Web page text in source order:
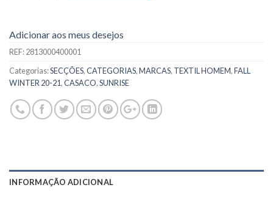
Adicionar aos meus desejos
REF:2813000400001
Categorias:SECÇÕES,CATEGORIAS,MARCAS, TEXTIL HOMEM,FALL
WINTER 20-21,CASACO,SUNRISE
INFORMAÇÃO ADICIONAL